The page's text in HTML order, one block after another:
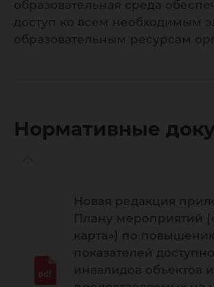
образовательная среда
доступ ко всем необходимым
образовательным ресурсам
Нормативные
Новая редакция
Плану мероприятий
карта») по
показателей
инвалидов объектов и